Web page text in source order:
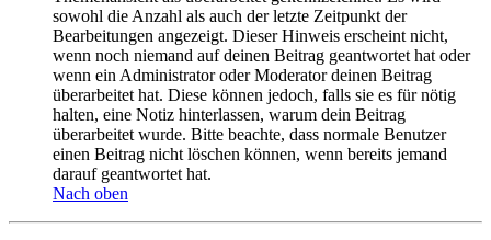
sowohl die Anzahl als auch der letzte Zeitpunkt der
Bearbeitungen angezeigt. Dieser Hinweis erscheint nicht,
wenn noch niemand auf deinen Beitrag geantwortet hat oder
wenn ein Administrator oder Moderator deinen Beitrag
überarbeitet hat. Diese können jedoch, falls sie es für nötig
halten, eine Notiz hinterlassen, warum dein Beitrag
überarbeitet wurde. Bitte beachte, dass normale Benutzer
einen Beitrag nicht löschen können, wenn bereits jemand
darauf geantwortet hat.
Nach oben